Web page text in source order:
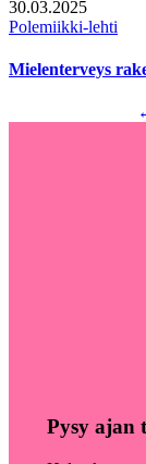
30.03.2025
Polemiikki-lehti
Mielenterveys
Pysy ajan